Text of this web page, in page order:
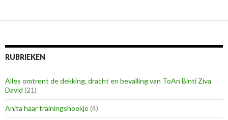
RUBRIEKEN
Alles omtrent de dekking, dracht en bevalling van ToAn Binti Ziva
David (21)
Anita haar trainingshoekje(4)